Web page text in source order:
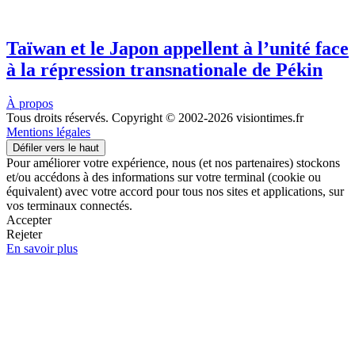
Taïwan et le Japon appellent à l’unité face
à la répression transnationale de Pékin
À propos
Tous droits réservés. Copyright © 2002-2026 visiontimes.fr
Mentions légales
Défiler vers le haut
Pour améliorer votre expérience, nous (et nos partenaires) stockons
et/ou accédons à des informations sur votre terminal (cookie ou
équivalent) avec votre accord pour tous nos sites et applications, sur
vos terminaux connectés.
Accepter
Rejeter
En savoir plus